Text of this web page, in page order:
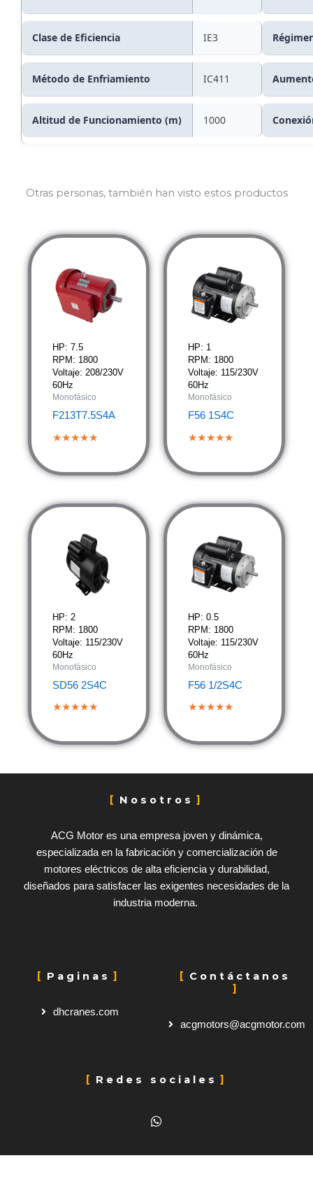
Clase de Eficiencia IE3
Método de Enfriamiento IC411
Altitud de Funcionamiento (m) 1000
Otras personas, también han visto estos productos
HP: 7.5
RPM: 1800
Voltaje: 208/230V
60Hz
Monofásico
F213T7.5S4A
★★★★★
HP: 1
RPM: 1800
Voltaje: 115/230V
60Hz
Monofásico
F56 1S4C
★★★★★
HP: 2
RPM: 1800
Voltaje: 115/230V
60Hz
Monofásico
SD56 2S4C
★★★★★
HP: 0.5
RPM: 1800
Voltaje: 115/230V
60Hz
Monofásico
F56 1/2S4C
★★★★★
Nosotros
ACG Motor es una empresa joven y dinámica,
especializada en la fabricación y comercialización de
motores eléctricos de alta eficiencia y durabilidad,
diseñados para satisfacer las exigentes necesidades de la
industria moderna.
Paginas
dhcranes.com
Contáctanos
acgmotors@acgmotor.com
Redes sociales
W
h